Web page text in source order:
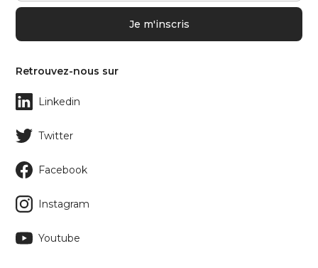
Retrouvez-nous sur
Linkedin
Twitter
Facebook
Instagram
Youtube